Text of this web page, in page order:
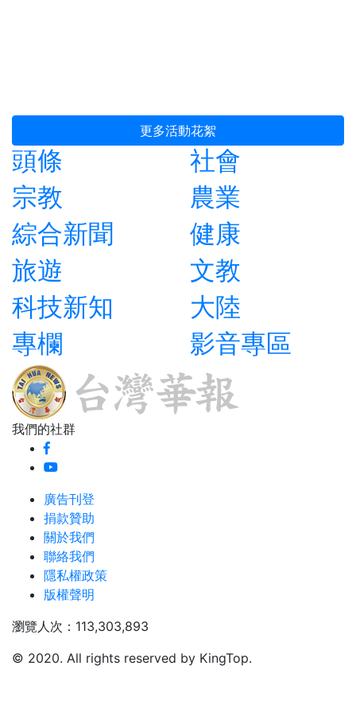
更多活動花絮
頭條
社會
宗教
農業
綜合新聞
健康
旅遊
文教
科技新知
大陸
專欄
影音專區
我們的社群
廣告刊登
捐款贊助
關於我們
聯絡我們
隱私權政策
版權聲明
瀏覽人次：113,303,893
© 2020. All rights reserved by KingTop.